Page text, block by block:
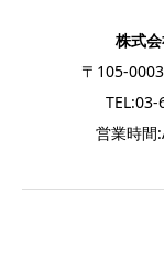
株式
〒105-
営業時